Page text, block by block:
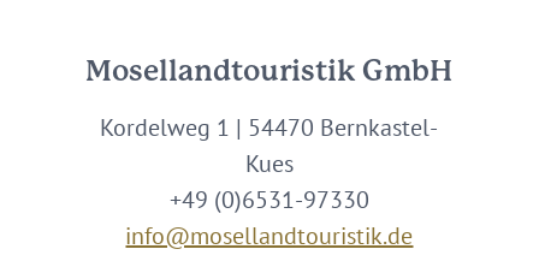
Mosellandtouristik GmbH
Kordelweg 1 | 54470 Bernkastel-
Kues
+49 (0)6531-97330
info@mosellandtouristik.de